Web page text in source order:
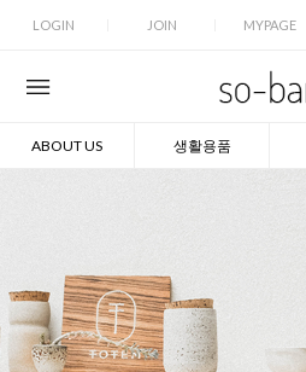
LOGIN JOIN MYPAGE
ABOUT US 생활용품